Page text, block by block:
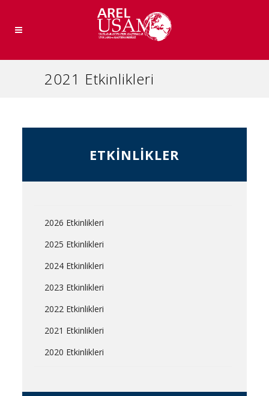
2021 Etkinlikleri
ETKİNLİKLER
2026 Etkinlikleri
2025 Etkinlikleri
2024 Etkinlikleri
2023 Etkinlikleri
2022 Etkinlikleri
2021 Etkinlikleri
2020 Etkinlikleri